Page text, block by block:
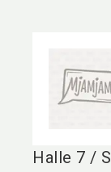
Halle 7 /